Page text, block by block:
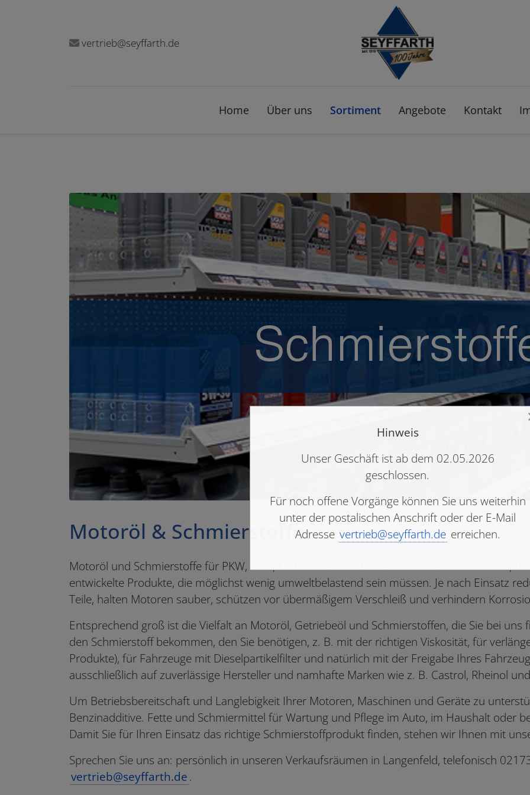
vertrieb@seyffarth.de
Home Über uns Sortiment Angebote Kontakt
Motoröl & Schmierstoffe
Motoröl und Schmierstoffe für PKW, LKW, Motorräder und Bootsmotoren sind innovative,
entwickelte Produkte, die möglichst wenig umweltbelastend sein müssen. Je nach Einsatz
Teile, halten Motoren sauber, schützen vor übermäßigem Verschleiß und verhindern
Entsprechend groß ist die Vielfalt an Motoröl, Getriebeöl und Schmierstoffen, die Sie bei uns
den Schmierstoff bekommen, den Sie benötigen, z. B. mit der richtigen Viskosität, für
Produkte), für Fahrzeuge mit Dieselpartikelfilter und natürlich mit der Freigabe Ihres
ausschließlich auf zuverlässige Hersteller und namhafte Marken wie z. B. Castrol, Rheinol
Um Betriebsbereitschaft und Langlebigkeit Ihrer Motoren, Maschinen und Geräte zu
Benzinadditive. Fette und Schmiermittel für Wartung und Pflege im Auto, im Haushalt oder
Damit Sie für Ihren Einsatz das richtige Schmierstoffprodukt finden, stehen wir Ihnen mit
Sprechen Sie uns an: persönlich in unseren Verkaufsräumen in Langenfeld, telefonisch
vertrieb@seyffarth.de.
Hinweis
Unser Geschäft ist ab dem 02.05.2026
geschlossen.
Für noch offene Vorgänge können Sie uns weiterhin
unter der postalischen Anschrift oder der E-Mail
Adresse vertrieb@seyffarth.de erreichen.